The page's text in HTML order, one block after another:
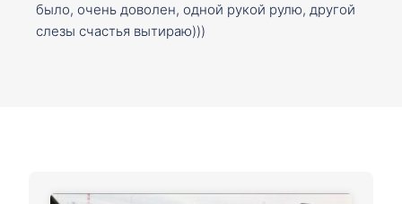
было, очень доволен, одной рукой рулю, другой
слезы счастья вытираю)))